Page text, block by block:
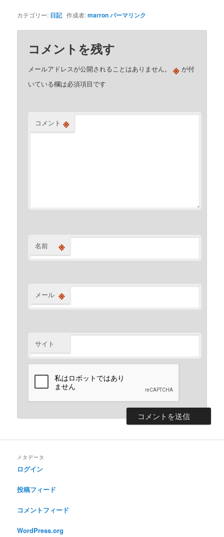
カテゴリー: 日記作成者:marronパーマリンク
コメントを残す
メールアドレスが公開されることはありません。 ※ が付
いている欄は必須項目です
コメント ※
名前 ※
メール ※
サイト
メタデータ
ログイン
投稿フィード
コメントフィード
WordPress.org